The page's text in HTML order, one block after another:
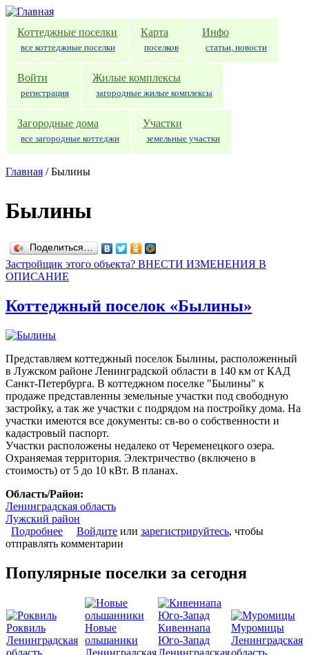
Перейти к основному содержанию
Коттеджные поселки
все коттеджные поселки
Карта
поселков
Инфо
статьи, новости
Войти
регистрация
Жилые комплексы
загородные жилые комплексы
Загородные дома
все загородные коттеджи
Участки
земельные участки
Главная /Былины
Былины
Поделиться…
Застройщик этого объекта? ВНЕСТИ ИЗМЕНЕНИЯ В
ОПИСАНИЕ
Коттеджный поселок «Былины»
Представляем коттеджный поселок Былины, расположенный
в Лужском районе Ленинградской области в 140 км от КАД
Санкт-Петербурга. В коттеджном поселке "Былины" к
продаже представленны земельные участки под свободную
застройку, а так же участки с подрядом на постройку дома. На
участки имеются все документы: св-во о собственности и
кадастровый паспорт.
Участки расположены недалеко от Череменецкого озера.
Охраняемая территория. Электричество (включено в
стоимость) от 5 до 10 кВт. В планах.
Область/Район:
Ленинградская область
Лужский район
Подробнее о Коттеджный поселок «Былины»
Войдите или зарегистрируйтесь, чтобы
отправлять комментарии
Популярные поселки за сегодня
Роквиль
Ленинградская
область
Новые
ольшаники
Ленинградская
Кивеннапа
Юго-Запад
Ленинградская
Муромицы
Ленинградская
область